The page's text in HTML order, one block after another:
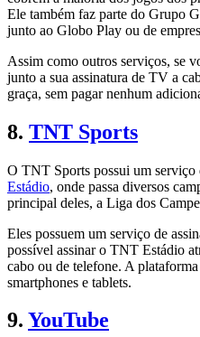
Ele também faz parte do Grupo
junto ao Globo Play ou de
Assim como outros serviços, se
junto a sua assinatura de TV a
graça, sem pagar nenhum
8. TNT Sports
O TNT Sports possui um serviço
Estádio, onde passa diversos
principal deles, a Liga dos
Eles possuem um serviço de
possível assinar o TNT Estádio
cabo ou de telefone. A
smartphones e tablets.
9. YouTube